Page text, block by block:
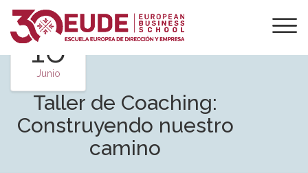
16
Junio
Taller de Coaching:
Construyendo nuestro
camino